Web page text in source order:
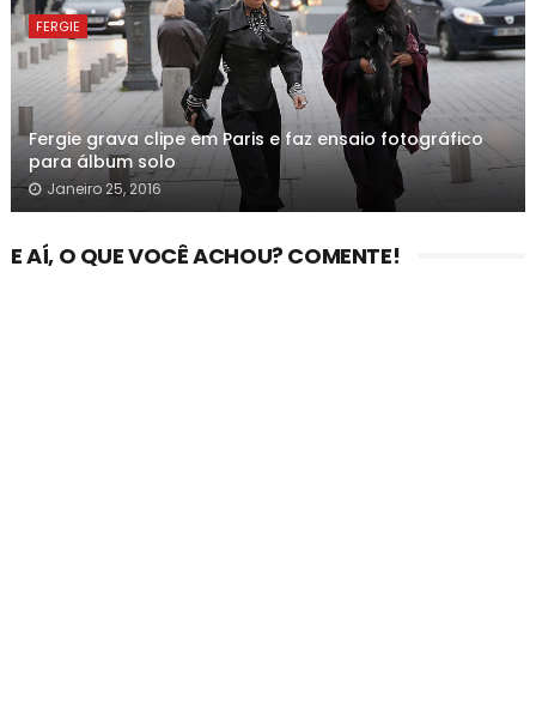
FERGIE
Fergie grava clipe em Paris e faz ensaio fotográfico
para álbum solo
Janeiro 25, 2016
E AÍ, O QUE VOCÊ ACHOU? COMENTE!